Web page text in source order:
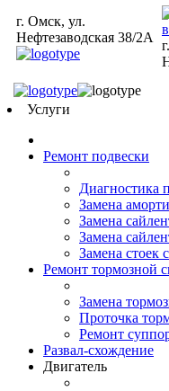
г. Омск, ул.
Нефтезаводская 38/2А
Услуги
Ремонт подвески
Диагностика
Замена
Замена
Замена
Замена стоек
Ремонт тормозной
Замена
Проточка
Ремонт
Развал-схождение
Двигатель